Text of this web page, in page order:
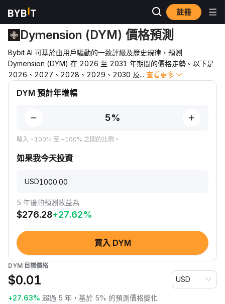
註冊
價格預測
Dymension (DYM) 價格預測
Bybit AI 可基於由用戶驅動的一致評級及歷史規律，預測
Dymension (DYM) 在 2026 至 2031 年期間的價格走勢。以下是
2026、2027、2028、2029、2030 及... 查看更多
DYM 預計年增幅
輸入 -100% 至 +100% 之間的比例。
如果我今天投資
USD
5 年後的預測收益為
$276.28+27.62%
買入 DYM
DYM 目標價格
$0.01 USD
+27.63% 超過 5 年，基於 5% 的預測價格變化